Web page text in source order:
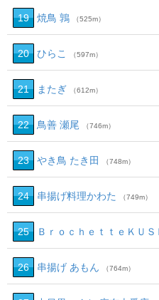
19 焼鳥 鶉 （525m）
20 ひらこ （597m）
21 またぎ （612m）
22 鳥善 瀬尾 （746m）
23 やき鳥 たき田 （748m）
24 串揚げ料理かわた （749m）
25 ＢｒｏｃｈｅｔｔｅＫＵ
26 串揚げ あもん （764m）